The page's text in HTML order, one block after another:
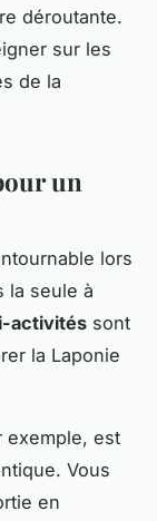
déroutante.
sur les
de la
un
lors
la seule à
activités sont
la Laponie
exemple, est
Vous
en